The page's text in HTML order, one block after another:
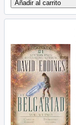
Añadir al carrito